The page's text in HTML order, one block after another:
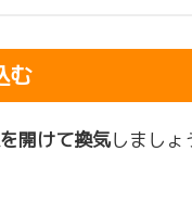
む
開けて換気しましょ